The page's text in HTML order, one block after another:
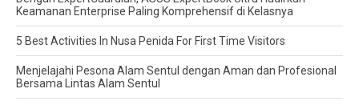
Keamanan Enterprise Paling Komprehensif di Kelasnya
5 Best Activities In Nusa Penida For First Time Visitors
Menjelajahi Pesona Alam Sentul dengan Aman dan Profesional
Bersama Lintas Alam Sentul